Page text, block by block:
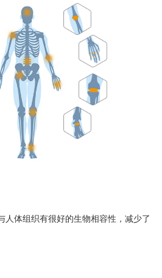
人体组织有很好的生物相容性，减少了